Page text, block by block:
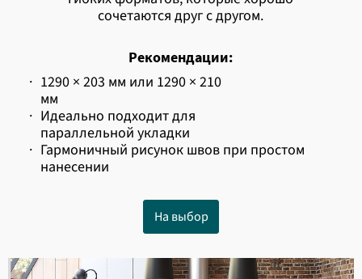
сочетаются друг с другом.
Рекомендации:
· 1290 × 203 мм или 1290 × 210
мм
· Идеально подходит для
параллельной укладки
· Гармоничный рисунок швов при простом
нанесении
На выбор